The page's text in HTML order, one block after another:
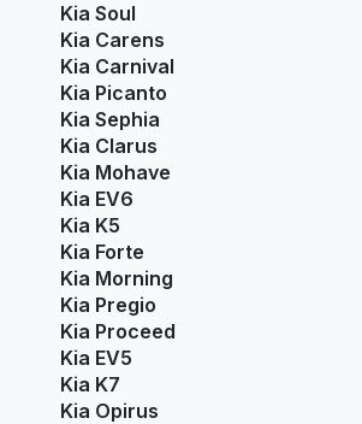
Kia Soul
Kia Carens
Kia Carnival
Kia Picanto
Kia Sephia
Kia Clarus
Kia Mohave
Kia EV6
Kia K5
Kia Forte
Kia Morning
Kia Pregio
Kia Proceed
Kia EV5
Kia K7
Kia Opirus